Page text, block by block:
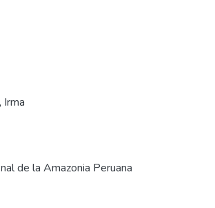
Irma
de la Amazonia Peruana